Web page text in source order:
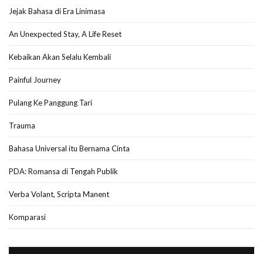
Jejak Bahasa di Era Linimasa
An Unexpected Stay, A Life Reset
Kebaikan Akan Selalu Kembali
Painful Journey
Pulang Ke Panggung Tari
Trauma
Bahasa Universal itu Bernama Cinta
PDA: Romansa di Tengah Publik
Verba Volant, Scripta Manent
Komparasi